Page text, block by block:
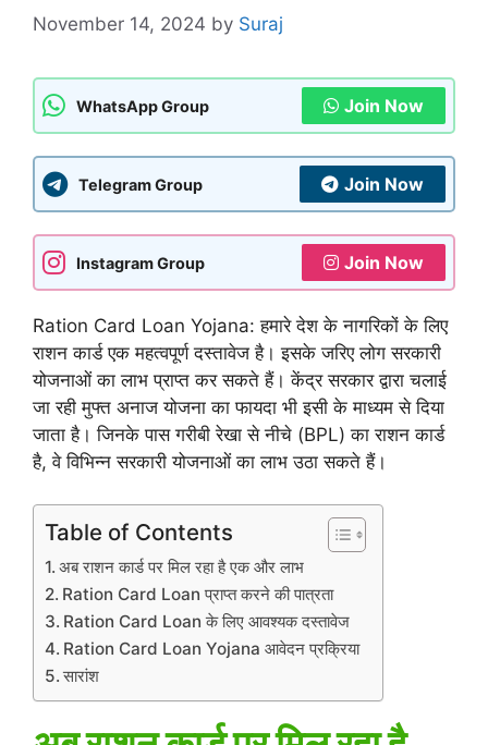
November 14, 2024 by Suraj
WhatsApp Group Join Now
Telegram Group Join Now
Instagram Group Join Now
Ration Card Loan Yojana: हमारे देश के नागरिकों के लिए
राशन कार्ड एक महत्वपूर्ण दस्तावेज है। इसके जरिए लोग सरकारी
योजनाओं का लाभ प्राप्त कर सकते हैं। केंद्र सरकार द्वारा चलाई
जा रही मुफ्त अनाज योजना का फायदा भी इसी के माध्यम से दिया
जाता है। जिनके पास गरीबी रेखा से नीचे (BPL) का राशन कार्ड
है, वे विभिन्न सरकारी योजनाओं का लाभ उठा सकते हैं।
Table of Contents
अब राशन कार्ड पर मिल रहा है एक और लाभ
Ration Card Loan प्राप्त करने की पात्रता
Ration Card Loan के लिए आवश्यक दस्तावेज
Ration Card Loan Yojana आवेदन प्रक्रिया
सारांश